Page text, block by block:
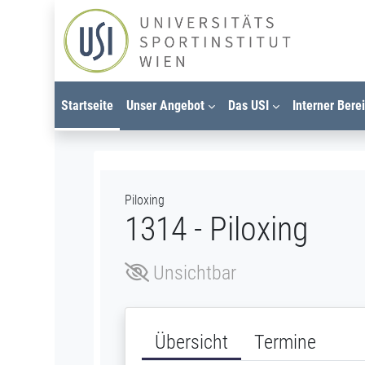
Zum Hauptinhalt
Startseite Unser Angebot Das USI Interner
Piloxing
1314 - Piloxing
Unsichtbar
Übersicht Termine